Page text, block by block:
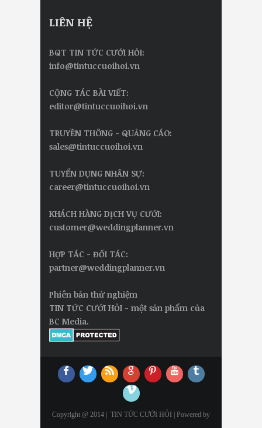
LIÊN HỆ
BQT TIN TỨC CƯỚI HỎI:
info@tintuccuoihoi.vn
CỘNG TÁC BÀI VIẾT:
editor@tintuccuoihoi.vn
TRUYỀN THÔNG - QUẢNG CÁO:
sales@tintuccuoihoi.vn
TUYỂN DỤNG NHÂN SỰ:
career@tintuccuoihoi.vn
KHÁCH HÀNG DỊCH VỤ CƯỚI:
customer@weddingplanner.vn
HỢP TÁC - ĐỐI TÁC:
partner@weddingplanner.vn
Phiên bản thử nghiệm
TIN TỨC CƯỚI HỎI - một sản phẩm của
BC Media.
Copyright @ 2014 | TIN TỨC CƯỚI HỎI | Powered by